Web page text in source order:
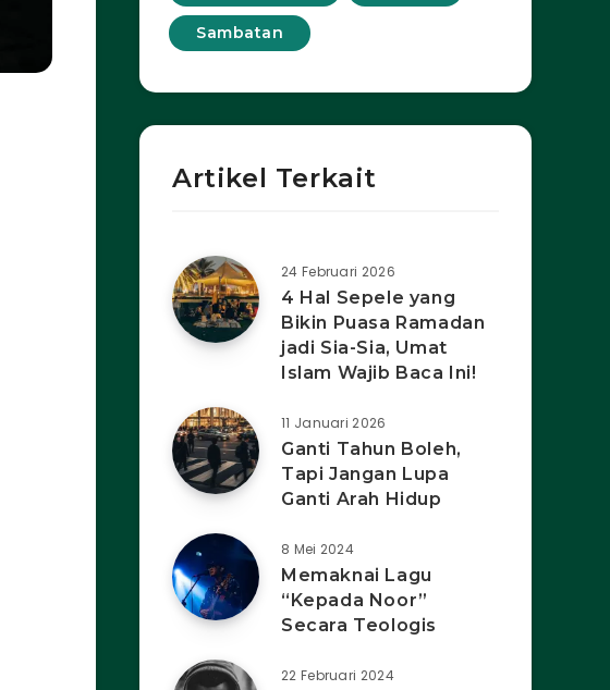
Sambatan
Artikel Terkait
24 Februari 2026
4 Hal Sepele yang
Bikin Puasa Ramadan
jadi Sia-Sia, Umat
Islam Wajib Baca Ini!
11 Januari 2026
Ganti Tahun Boleh,
Tapi Jangan Lupa
Ganti Arah Hidup
8 Mei 2024
Memaknai Lagu
“Kepada Noor”
Secara Teologis
22 Februari 2024